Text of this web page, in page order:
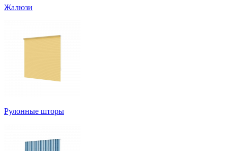
Жалюзи
Рулонные шторы